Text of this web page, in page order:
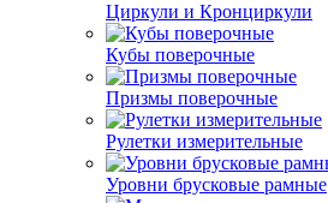
Циркули и Кронциркули
Кубы поверочные
Призмы поверочные
Рулетки измерительные
Уровни брусковые рамные